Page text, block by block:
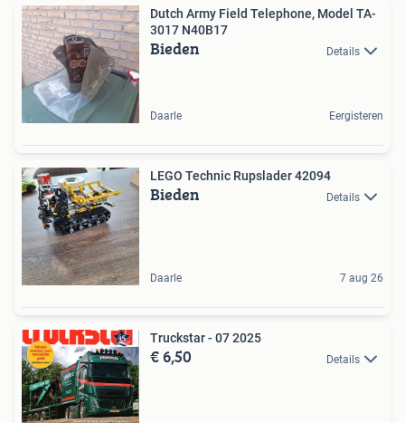
Dutch Army Field ​Telephone, Model TA-
3017 N40B17
Bieden Details
Daarle Eergisteren
LEGO Technic Rupslader 42094
Bieden Details
Daarle 7 aug 26
Truckstar - 07 2025
€ 6,50 Details